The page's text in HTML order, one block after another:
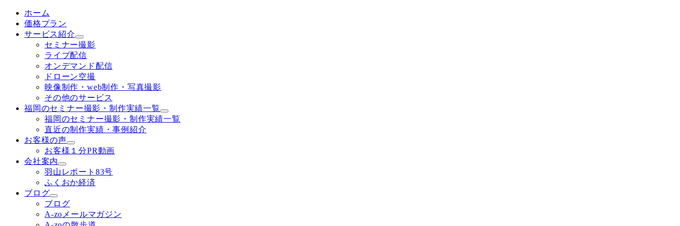
ホーム
価格プラン
サービス紹介
セミナー撮影
ライブ配信
オンデマンド配信
ドローン空撮
映像制作・web制作・写真撮影
その他のサービス
福岡のセミナー撮影・制作実績一覧
福岡のセミナー撮影・制作実績一覧
直近の制作実績・事例紹介
お客様の声
お客様１分PR動画
会社案内
羽山レポート83号
ふくおか経済
ブログ
ブログ
A-zoメールマガジン